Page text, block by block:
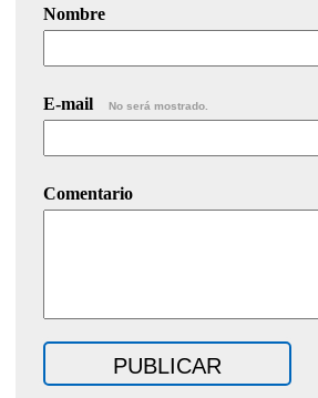
Nombre
E-mail No será mostrado.
Comentario